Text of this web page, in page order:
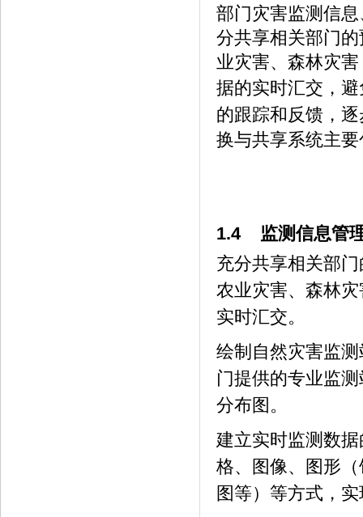
部门灾害监测信
分共享相关部门
业灾害、森林灾
据的实时汇交，
的跟踪和反馈，
换与共享系统主
1.4 监测信息管
充分共享相关部
农业灾害、森林
实时汇交。
绘制自然灾害监
门提供的专业监
分布图。
建立实时监测数
格、图像、图形
图等）等方式，